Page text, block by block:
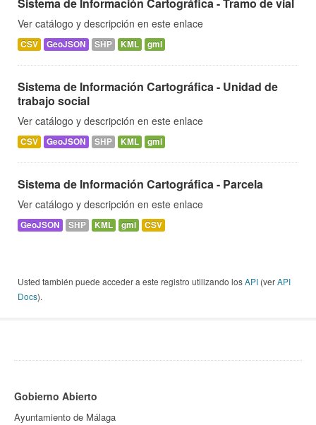
Sistema de Información Cartográfica - Tramo de vial
Ver catálogo y descripción en este enlace
CSV GeoJSON SHP KML gml
Sistema de Información Cartográfica - Unidad de
trabajo social
Ver catálogo y descripción en este enlace
CSV GeoJSON SHP KML gml
Sistema de Información Cartográfica - Parcela
Ver catálogo y descripción en este enlace
GeoJSON SHP KML gml CSV
Usted también puede acceder a este registro utilizando losAPI (verAPI
Docs).
Gobierno Abierto
Ayuntamiento de Málaga